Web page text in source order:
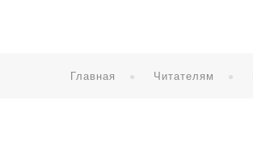
Главная Читателям